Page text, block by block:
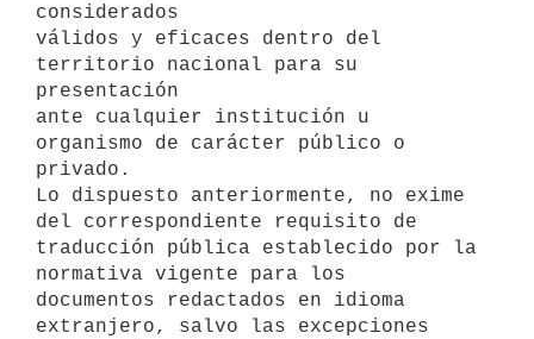
considerados
válidos y eficaces dentro del
territorio nacional para su
presentación
ante cualquier institución u
organismo de carácter público o
privado.
Lo dispuesto anteriormente, no exime
del correspondiente requisito de
traducción pública establecido por la
normativa vigente para los
documentos redactados en idioma
extranjero, salvo las excepciones